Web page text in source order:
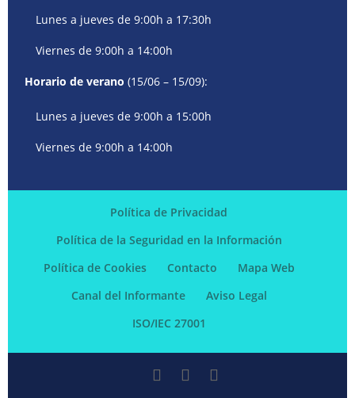
Lunes a jueves de 9:00h a 17:30h
Viernes de 9:00h a 14:00h
Horario de verano (15/06 – 15/09):
Lunes a jueves de 9:00h a 15:00h
Viernes de 9:00h a 14:00h
Política de Privacidad
Política de la Seguridad en la Información
Política de Cookies
Contacto
Mapa Web
Canal del Informante
Aviso Legal
ISO/IEC 27001